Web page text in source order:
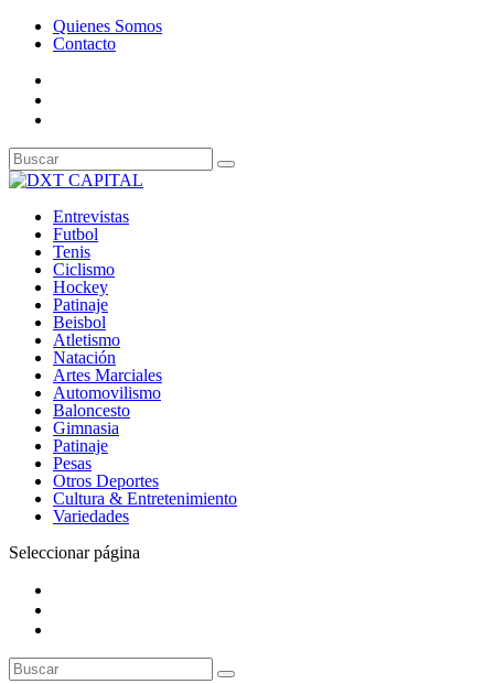
Quienes Somos
Contacto
Entrevistas
Futbol
Tenis
Ciclismo
Hockey
Patinaje
Beisbol
Atletismo
Natación
Artes Marciales
Automovilismo
Baloncesto
Gimnasia
Patinaje
Pesas
Otros Deportes
Cultura & Entretenimiento
Variedades
Seleccionar página